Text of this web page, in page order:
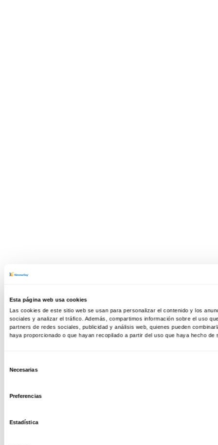
Esta página web usa cookies
Las cookies de este sitio web se usan para personalizar el contenido y los
sociales y analizar el tráfico. Además, compartimos información sobre el uso
partners de redes sociales, publicidad y análisis web, quienes pueden
haya proporcionado o que hayan recopilado a partir del uso que haya hecho de
de
Necesarias
Preferencias
Estadística